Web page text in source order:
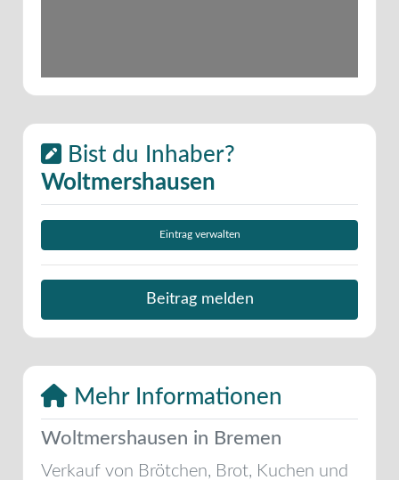
Bist du Inhaber?
Woltmershausen
Eintrag verwalten
Beitrag melden
Mehr Informationen
Woltmershausen in Bremen
Verkauf von Brötchen, Brot, Kuchen und